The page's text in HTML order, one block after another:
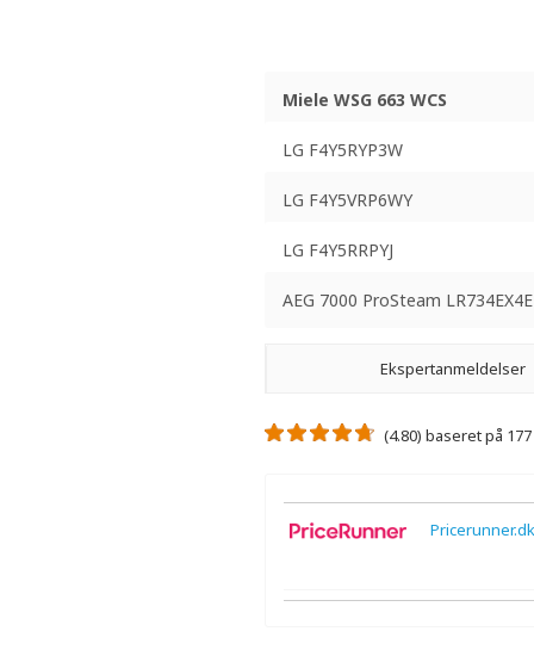
Miele WSG 663 WCS
LG F4Y5RYP3W
LG F4Y5VRP6WY
LG F4Y5RRPYJ
AEG 7000 ProSteam
Ekspertanmeldelser
(4.80) baseret på
Pricerunner.dk